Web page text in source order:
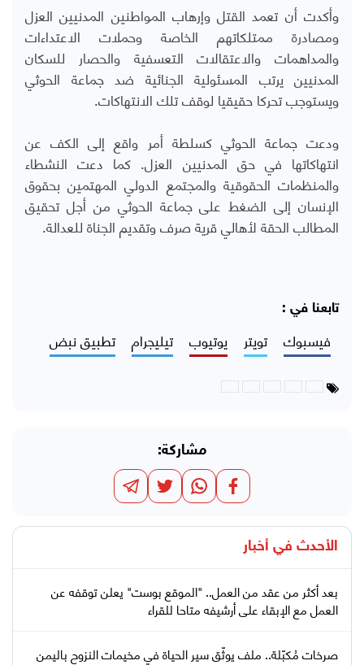
وأكدت أن تعمد القتل وإرهاب المواطنين المدنيين العزل
ومصادرة ممتلكاتهم الخاصة وحملات الاعتداءات
والمداهمات والاعتقالات التعسفية والحصار للسكان
المدنيين يرتب المسئولية الجنائية ضد جماعة الحوثي
ويستوجب تحركا حقيقيا لوقف تلك الانتهاكات.
ودعت جماعة الحوثي كسلطة أمر واقع إلى الكف عن
انتهاكاتها في حق المدنيين العزل. كما دعت النشطاء
والمنظمات الحقوقية والمجتمع الدولي المهتمين بحقوق
الإنسان إلى الضغط على جماعة الحوثي من أجل تحقيق
المطالب الحقة لأهالي قرية صرف وتقديم الجناة للعدالة.
تابعنا في :
فيسبوك تويتر يوتيوب تيليجرام تطبيق نبض
مشاركة:
الأحدث في أخبار
بعد أكثر من عقد من العمل.. "الموقع بوست" يعلن توقفه عن
العمل مع الإبقاء على أرشيفه متاحا للقراء
صرخات مُكبّلة.. ملف يوثّق سير الحياة في مخيمات النزوح باليمن